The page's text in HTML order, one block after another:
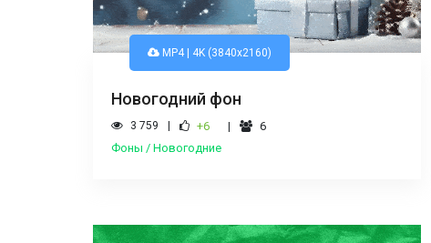
MP4 | 4K (3840x2160)
Новогодний фон
3 759 +6
6
Фоны / Новогодние